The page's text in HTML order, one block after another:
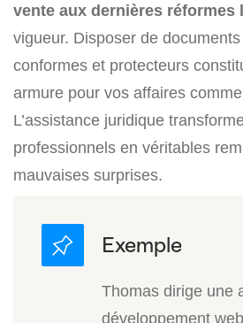
vente aux dernières réformes
vigueur. Disposer de
conformes et protecteurs
armure pour vos affaires
L’assistance juridique
professionnels en véritables
mauvaises surprises.
Thomas dirige une
développement